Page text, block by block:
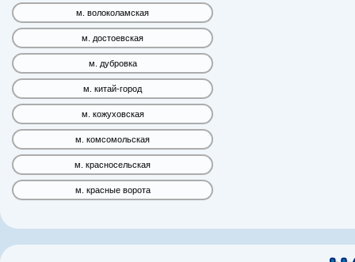
м. волоколамская
м. достоевская
м. дубровка
м. китай-город
м. кожуховская
м. комсомольская
м. красносельская
м. красные ворота